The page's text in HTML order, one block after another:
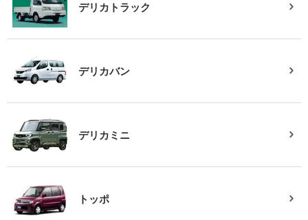
デリカトラック
デリカバン
デリカミニ
トッポ